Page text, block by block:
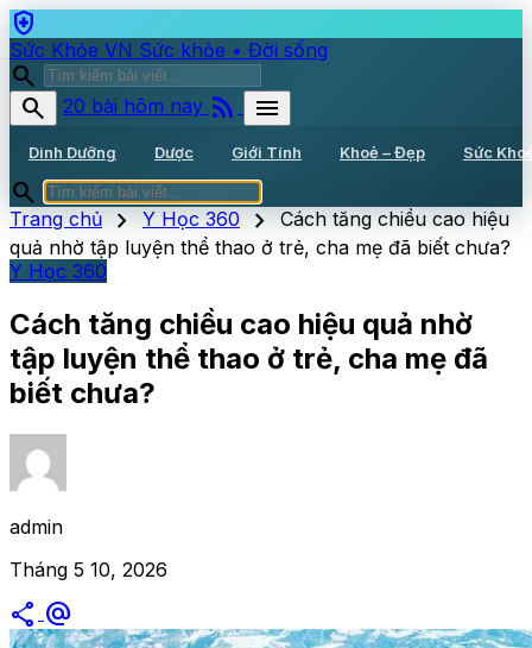
health_and_safety
Sức Khỏe VN Sức khỏe • Đời sống
search
search
20 bài hôm nay rss_feed menu
Dinh Dưỡng Dược Giới Tính Khoẻ – Đẹp Sức
search
Trang chủ chevron_right Y Học 360 chevron_right Cách tăng chiều cao hiệu
quả nhờ tập luyện thể thao ở trẻ, cha mẹ đã biết chưa?
Y Học 360
Cách tăng chiều cao hiệu quả nhờ
tập luyện thể thao ở trẻ, cha mẹ đã
biết chưa?
admin
Tháng 5 10, 2026
share alternate_email